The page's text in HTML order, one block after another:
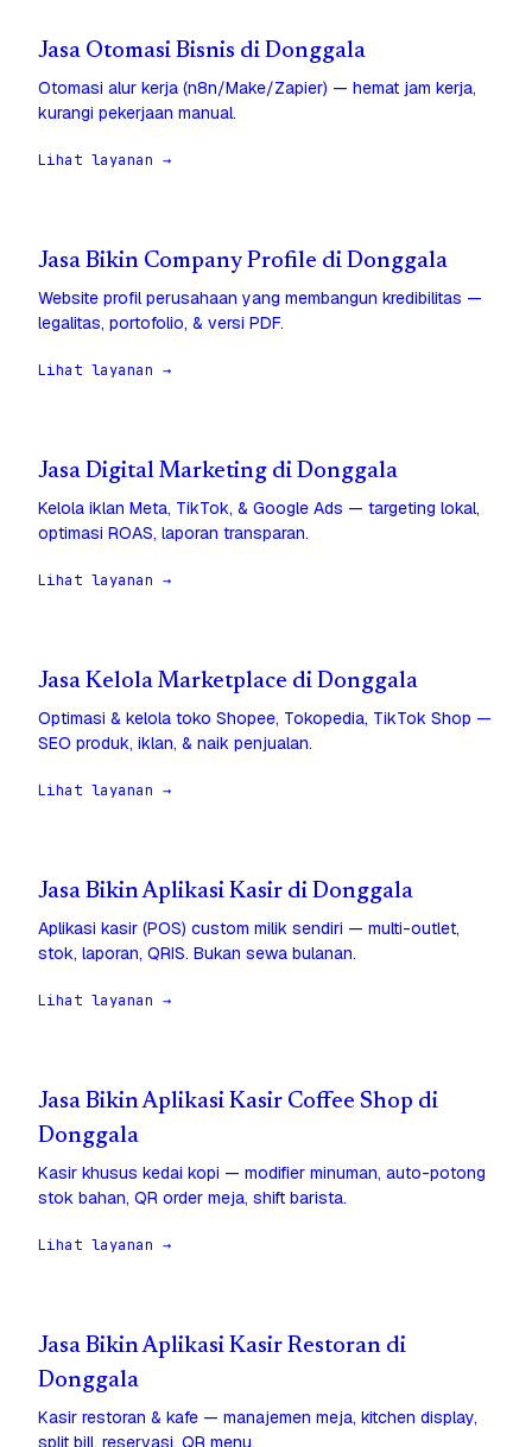
Jasa Otomasi Bisnis di Donggala
Otomasi alur kerja (n8n/Make/Zapier) — hemat jam kerja,
kurangi pekerjaan manual.
Lihat layanan →
Jasa Bikin Company Profile di Donggala
Website profil perusahaan yang membangun kredibilitas —
legalitas, portofolio, & versi PDF.
Lihat layanan →
Jasa Digital Marketing di Donggala
Kelola iklan Meta, TikTok, & Google Ads — targeting lokal,
optimasi ROAS, laporan transparan.
Lihat layanan →
Jasa Kelola Marketplace di Donggala
Optimasi & kelola toko Shopee, Tokopedia, TikTok Shop —
SEO produk, iklan, & naik penjualan.
Lihat layanan →
Jasa Bikin Aplikasi Kasir di Donggala
Aplikasi kasir (POS) custom milik sendiri — multi-outlet,
stok, laporan, QRIS. Bukan sewa bulanan.
Lihat layanan →
Jasa Bikin Aplikasi Kasir Coffee Shop di
Donggala
Kasir khusus kedai kopi — modifier minuman, auto-potong
stok bahan, QR order meja, shift barista.
Lihat layanan →
Jasa Bikin Aplikasi Kasir Restoran di
Donggala
Kasir restoran & kafe — manajemen meja, kitchen display,
split bill, reservasi, QR menu.